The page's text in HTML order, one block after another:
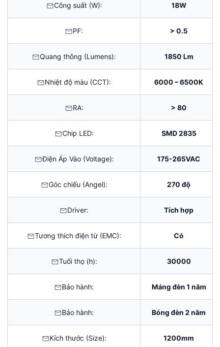
Công suất (W): 18W
PF: > 0.5
Quang thông (Lumens): 1850 Lm
Nhiệt độ màu (CCT): 6000 – 6500K
RA: > 80
Chip LED: SMD 2835
Điện Áp Vào (Voltage): 175-265VAC
Góc chiếu (Angel): 270 độ
Driver: Tích hợp
Tương thích điện từ (EMC): Có
Tuổi thọ (h): 30000
Bảo hành: Máng đèn 1 năm
Bảo hành: Bóng đèn 2 năm
Kích thước (Size): 1200mm